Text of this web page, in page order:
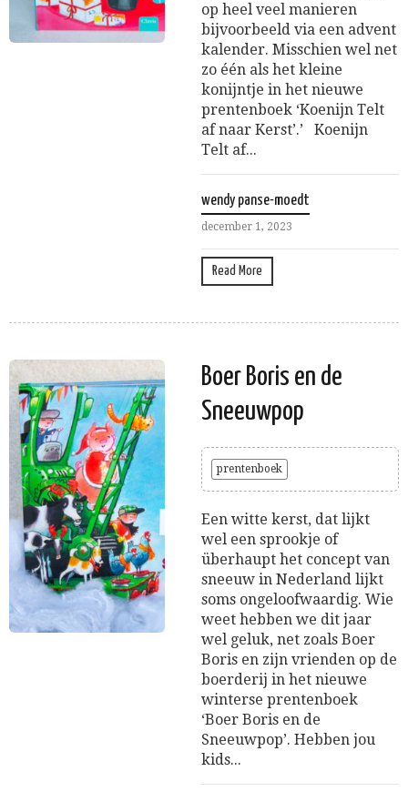
op heel veel manieren
bijvoorbeeld via een advent
kalender. Misschien wel net
zo één als het kleine
konijntje in het nieuwe
prentenboek ‘Koenijn Telt
af naar Kerst’.’ Koenijn
Telt af...
wendy panse-moedt
december 1, 2023
Read More
Boer Boris en de
Sneeuwpop
prentenboek
Een witte kerst, dat lijkt
wel een sprookje of
überhaupt het concept van
sneeuw in Nederland lijkt
soms ongeloofwaardig. Wie
weet hebben we dit jaar
wel geluk, net zoals Boer
Boris en zijn vrienden op de
boerderij in het nieuwe
winterse prentenboek
‘Boer Boris en de
Sneeuwpop’. Hebben jou
kids...